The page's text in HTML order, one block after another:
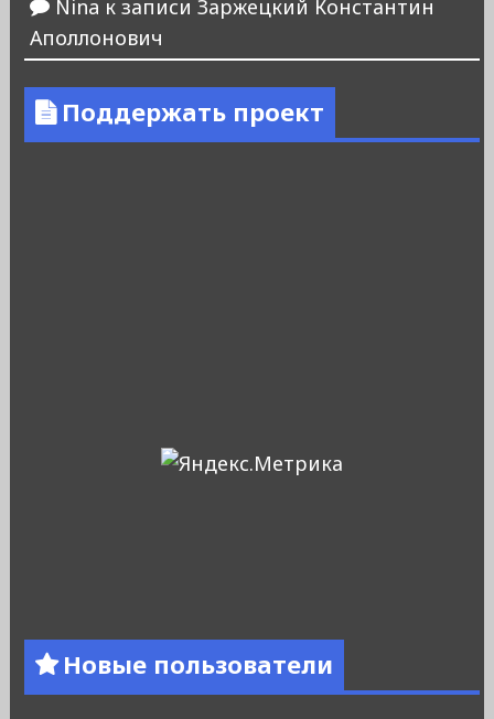
Nina к записи Заржецкий Константин
Аполлонович
Поддержать проект
Новые пользователи